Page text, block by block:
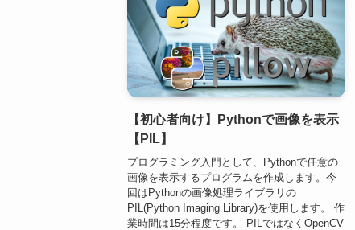
【初心者向け】Pythonで画像を表示
【PIL】
プログラミング入門として、Pythonで任意の
画像を表示するプログラムを作成します。今
回はPythonの画像処理ライブラリの
PIL(Python Imaging Library)を使用します。 作
業時間は15分程度です。 PILではなくOpenCV